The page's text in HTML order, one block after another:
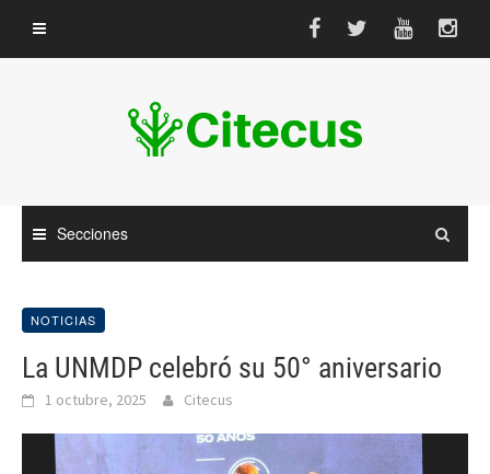
contenido
Secciones
NOTICIAS
La UNMDP celebró su 50° aniversario
1 octubre, 2025 Citecus